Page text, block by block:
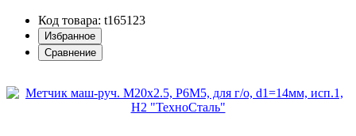
Код товара: t165123
Избранное
Сравнение